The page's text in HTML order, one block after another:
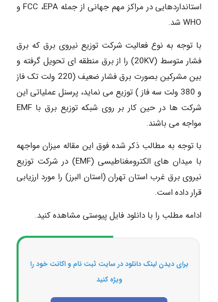
استانداردهایی در مراکز مهم جهانی از جمله FCC ،EPA و
WHO شد.
با توجه به نوع فعالیت شرکت توزیع نیروی برق که برق
فشار متوسط (20KV) را از برق منطقه ای تحویل گرفته و
بین مشرکین بصورت برق فشار ضعیف (220 ولت تک فاز
و 380 ولت سه فاز ) توزیع می نماید، پرسنل عملیاتی این
شرکت ها در حین کار بر روی شبکه توزیع برق با EMF
مواجه می باشند.
با توجه به مطالب ذکر شده فوق این مقاله میزان مواجهه
با میدان های الکترومغناطیسی (EMF) در شرکت توزیع
نیروی برق غرب استان تهران (استان البرز) را مورد ارزیابی
قرار داده است.
ادامه مطلب را با دانلود فایل پیوستی مشاهده کنید.
برای دیدن لینک دانلود در سایت ثبت نام و اکانت خود را
ویژه کنید